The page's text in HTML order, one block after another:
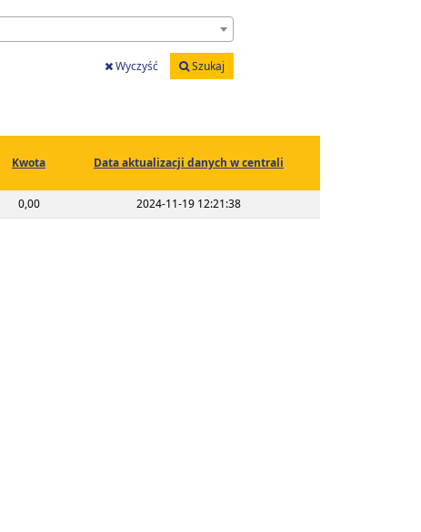
Wyczyść Szukaj
Kwota Data aktualizacji danych w centrali
0,00 2024-11-19 12:21:38